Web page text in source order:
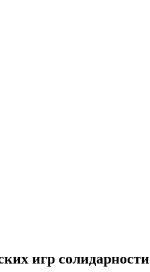
игр солидарности